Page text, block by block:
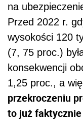
na
Przed 2022 r.
wysokości 120
(7, 75 proc.)
konsekwencji
1,25 proc., a
przekroczeniu
to już